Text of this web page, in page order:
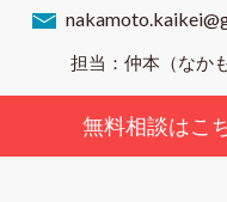
担当：仲本（なか
無料相談はこ